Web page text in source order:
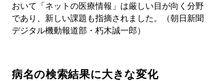
おいて「ネットの医療情報」は厳しい目が向く分野
であり、新しい課題も指摘されました。（朝日新聞
デジタル機動報道部・朽木誠一郎）
病名の検索結果に大きな変化